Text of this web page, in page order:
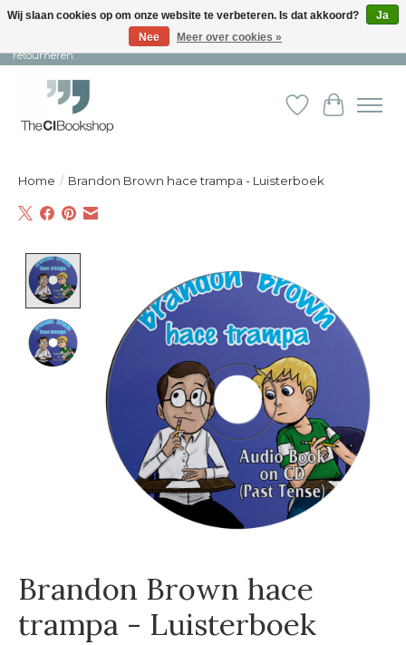
Snelle levering en persoonlijke service ︱ Niet goed? Geld terug! ︱ Gratis
retourneren.
Verlanglijst
Home / Brandon Brown hace trampa - Luisterboek
Brandon Brown hace
trampa - Luisterboek
Wij slaan cookies op om onze website te verbeteren. Is dat akkoord?
Ja
Nee
Meer over cookies »